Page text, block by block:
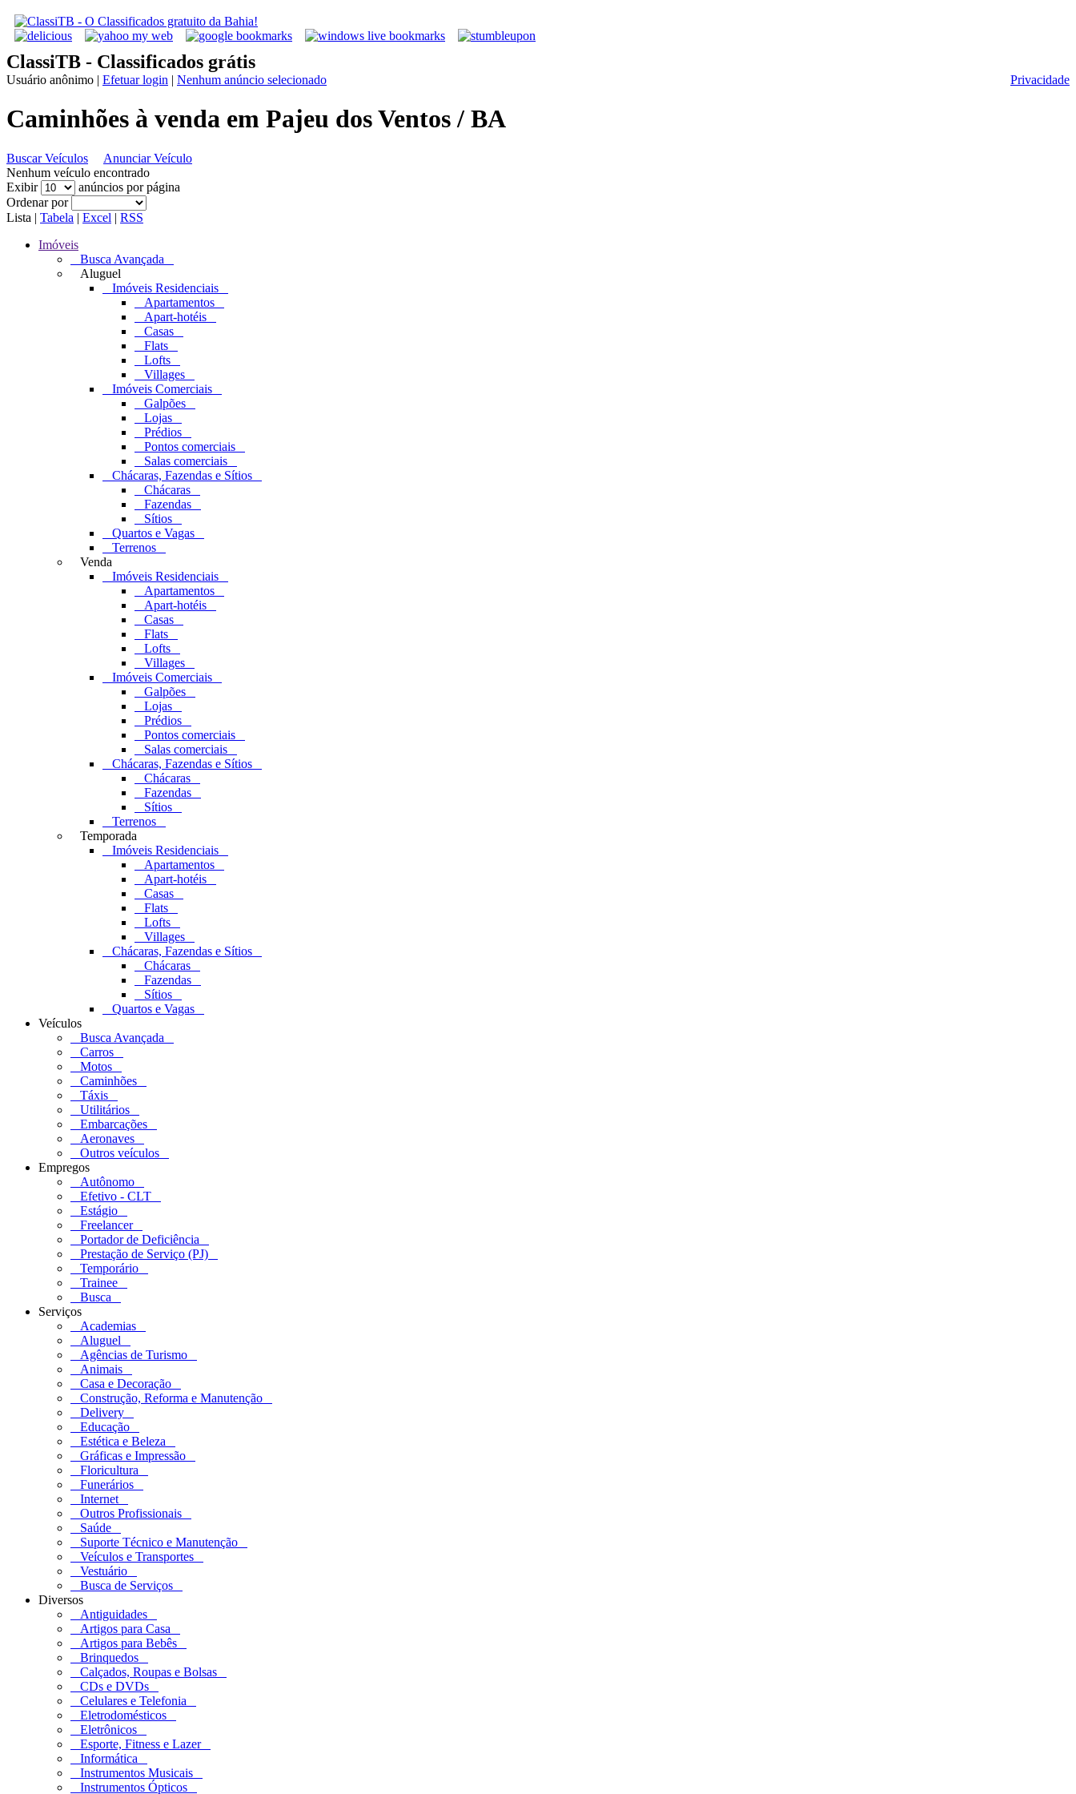
ClassiTB - Classificados grátis
Privacidade
Usuário anônimo | Efetuar login | Nenhum anúncio selecionado
Caminhões à venda em Pajeu dos Ventos / BA
Buscar Veículos
Anunciar Veículo
Nenhum veículo encontrado
Exibir
anúncios por página
Ordenar por
Lista | Tabela | Excel | RSS
Imóveis
Busca Avançada
Aluguel
Imóveis Residenciais
Apartamentos
Apart-hotéis
Casas
Flats
Lofts
Villages
Imóveis Comerciais
Galpões
Lojas
Prédios
Pontos comerciais
Salas comerciais
Chácaras, Fazendas e Sítios
Chácaras
Fazendas
Sítios
Quartos e Vagas
Terrenos
Venda
Imóveis Residenciais
Apartamentos
Apart-hotéis
Casas
Flats
Lofts
Villages
Imóveis Comerciais
Galpões
Lojas
Prédios
Pontos comerciais
Salas comerciais
Chácaras, Fazendas e Sítios
Chácaras
Fazendas
Sítios
Terrenos
Temporada
Imóveis Residenciais
Apartamentos
Apart-hotéis
Casas
Flats
Lofts
Villages
Chácaras, Fazendas e Sítios
Chácaras
Fazendas
Sítios
Quartos e Vagas
Veículos
Busca Avançada
Carros
Motos
Caminhões
Táxis
Utilitários
Embarcações
Aeronaves
Outros veículos
Empregos
Autônomo
Efetivo - CLT
Estágio
Freelancer
Portador de Deficiência
Prestação de Serviço (PJ)
Temporário
Trainee
Busca
Serviços
Academias
Aluguel
Agências de Turismo
Animais
Casa e Decoração
Construção, Reforma e Manutenção
Delivery
Educação
Estética e Beleza
Gráficas e Impressão
Floricultura
Funerários
Internet
Outros Profissionais
Saúde
Suporte Técnico e Manutenção
Veículos e Transportes
Vestuário
Busca de Serviços
Diversos
Antiguidades
Artigos para Casa
Artigos para Bebês
Brinquedos
Calçados, Roupas e Bolsas
CDs e DVDs
Celulares e Telefonia
Eletrodomésticos
Eletrônicos
Esporte, Fitness e Lazer
Informática
Instrumentos Musicais
Instrumentos Ópticos